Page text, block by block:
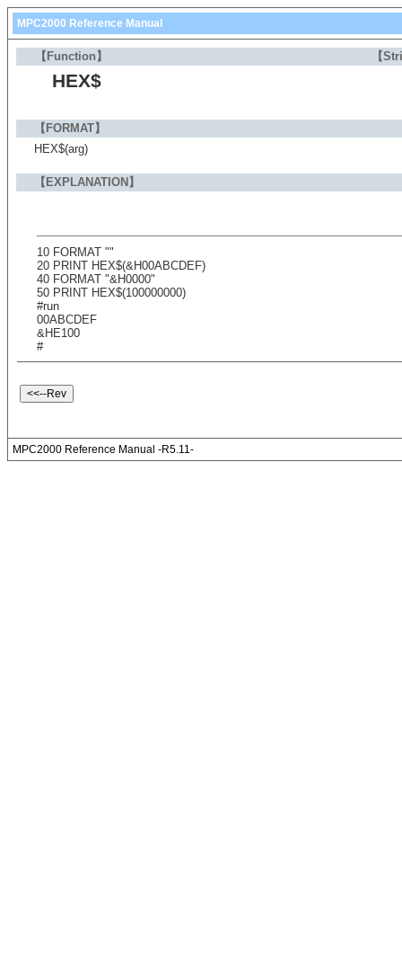
MPC2000 Reference Manual
【Function】 【
HEX$
【FORMAT】
HEX$(arg)
【EXPLANATION】
10 FORMAT ""
20 PRINT HEX$(&H00ABCDEF)
40 FORMAT "&H0000"
50 PRINT HEX$(100000000)
#run
00ABCDEF
&HE100
#
MPC2000 Reference Manual -R5.11-